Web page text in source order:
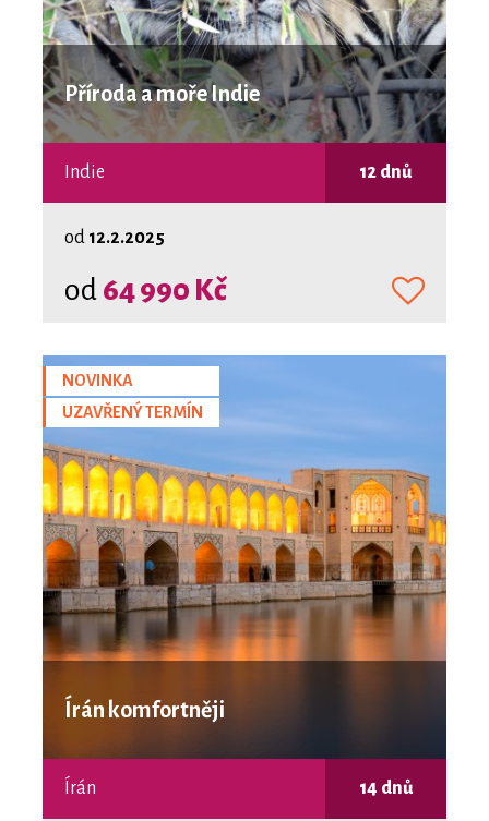
Příroda a moře Indie
Indie 12 dnů
od 12.2.2025
od 64 990 Kč
NOVINKA
UZAVŘENÝ TERMÍN
Írán komfortněji
Írán 14 dnů